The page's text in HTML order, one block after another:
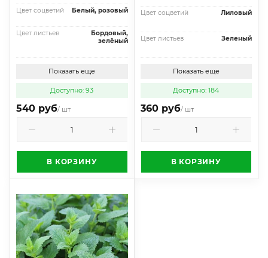
Цвет соцветий Белый, розовый
Цвет листьев
Бордовый,
зелёный
Показать еще
Доступно: 93
540 руб/ шт
В КОРЗИНУ
Цвет соцветий Лиловый
Цвет листьев Зеленый
Показать еще
Доступно: 184
360 руб/ шт
В КОРЗИНУ